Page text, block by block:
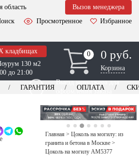
область
Вызов менеджера
Просмотренное
Избранное
кладбищах
130 м2
до 21:00
0
0 0 руб.
Корзина
Выезд менеджера для
оформления заказа
23
ГАРАНТИЯ ОПЛАТА
Главная > Цоколь на могилу: из
гранита и бетона в Москве >
Цоколь на могилу AM5377